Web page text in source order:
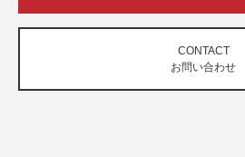
CONTACT
お問い合わせ